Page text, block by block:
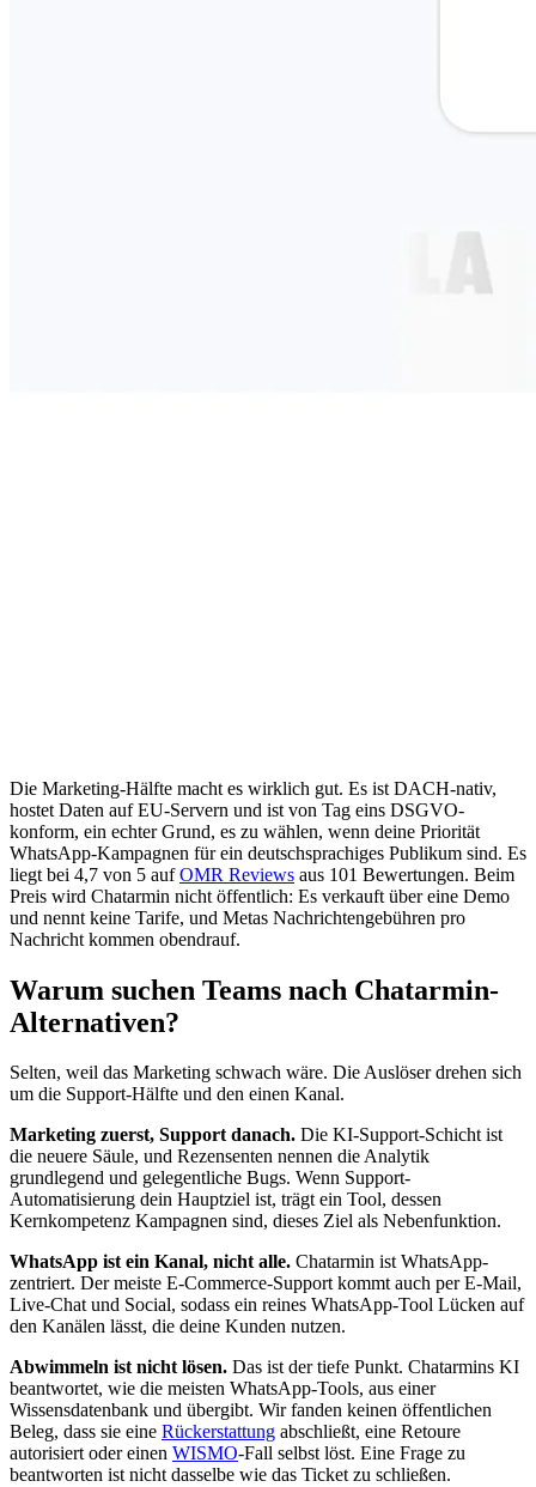
Die Marketing-Hälfte macht es wirklich gut. Es ist DACH-nativ,
hostet Daten auf EU-Servern und ist von Tag eins DSGVO-
konform, ein echter Grund, es zu wählen, wenn deine Priorität
WhatsApp-Kampagnen für ein deutschsprachiges Publikum sind. Es
liegt bei 4,7 von 5 aufOMR Reviews aus 101 Bewertungen. Beim
Preis wird Chatarmin nicht öffentlich: Es verkauft über eine Demo
und nennt keine Tarife, und Metas Nachrichtengebühren pro
Nachricht kommen obendrauf.
Warum suchen Teams nach Chatarmin-
Alternativen?
Selten, weil das Marketing schwach wäre. Die Auslöser drehen sich
um die Support-Hälfte und den einen Kanal.
Marketing zuerst, Support danach. Die KI-Support-Schicht ist
die neuere Säule, und Rezensenten nennen die Analytik
grundlegend und gelegentliche Bugs. Wenn Support-
Automatisierung dein Hauptziel ist, trägt ein Tool, dessen
Kernkompetenz Kampagnen sind, dieses Ziel als Nebenfunktion.
WhatsApp ist ein Kanal, nicht alle. Chatarmin ist WhatsApp-
zentriert. Der meiste E-Commerce-Support kommt auch per E-Mail,
Live-Chat und Social, sodass ein reines WhatsApp-Tool Lücken auf
den Kanälen lässt, die deine Kunden nutzen.
Abwimmeln ist nicht lösen. Das ist der tiefe Punkt. Chatarmins KI
beantwortet, wie die meisten WhatsApp-Tools, aus einer
Wissensdatenbank und übergibt. Wir fanden keinen öffentlichen
Beleg, dass sie eine Rückerstattung abschließt, eine Retoure
autorisiert oder einen WISMO-Fall selbst löst. Eine Frage zu
beantworten ist nicht dasselbe wie das Ticket zu schließen.